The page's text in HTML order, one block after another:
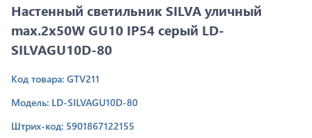
Настенный светильник SILVA уличный
max.2x50W GU10 IP54 серый LD-
SILVAGU10D-80
Код товара: GTV211
Модель: LD-SILVAGU10D-80
Штрих-код: 5901867122155